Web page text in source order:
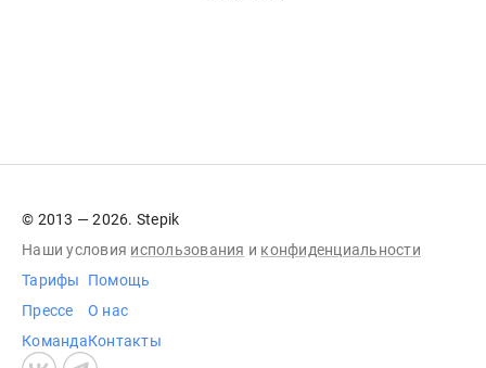
© 2013 — 2026. Stepik
Наши условия использования и конфиденциальности
Тарифы
Прессе
Команда
Помощь
О нас
Контакты